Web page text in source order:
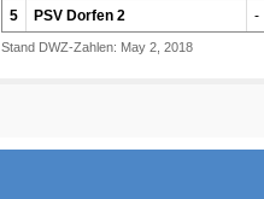
5
PSV Dorfen 2 -
Stand DWZ-Zahlen: May 2, 2018